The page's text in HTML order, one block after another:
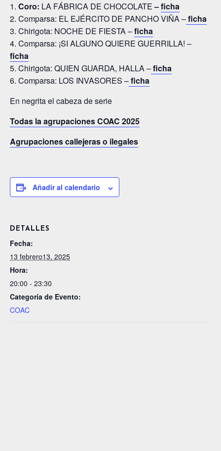
Coro: LA FÁBRICA DE CHOCOLATE–ficha
Comparsa: EL EJÉRCITO DE PANCHO VIÑA –ficha
Chirigota: NOCHE DE FIESTA –ficha
Comparsa: ¡SI ALGUNO QUIERE GUERRILLA! –
ficha
Chirigota: QUIEN GUARDA, HALLA –ficha
Comparsa: LOS INVASORES –ficha
En negrita el cabeza de serie
Todas la agrupaciones COAC 2025
Agrupaciones callejeras o ilegales
Añadir al calendario
DETALLES
Fecha:
13 febrero13, 2025
Hora:
20:00 - 23:30
Categoría de Evento:
COAC